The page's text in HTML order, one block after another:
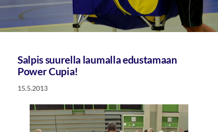
Salpis suurella laumalla edustamaan
Power Cupia!
15.5.2013